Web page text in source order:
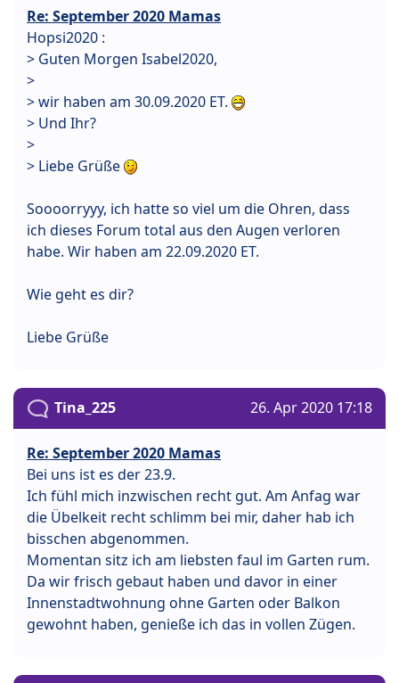
Re: September 2020 Mamas
Hopsi2020 :
> Guten Morgen Isabel2020,
>
> wir haben am 30.09.2020 ET.
> Und Ihr?
>
> Liebe Grüße
Soooorryyy, ich hatte so viel um die Ohren, dass
ich dieses Forum total aus den Augen verloren
habe. Wir haben am 22.09.2020 ET.
Wie geht es dir?
Liebe Grüße
Tina_225 26. Apr 2020 17:18
Re: September 2020 Mamas
Bei uns ist es der 23.9.
Ich fühl mich inzwischen recht gut. Am Anfag war
die Übelkeit recht schlimm bei mir, daher hab ich
bisschen abgenommen.
Momentan sitz ich am liebsten faul im Garten rum.
Da wir frisch gebaut haben und davor in einer
Innenstadtwohnung ohne Garten oder Balkon
gewohnt haben, genieße ich das in vollen Zügen.